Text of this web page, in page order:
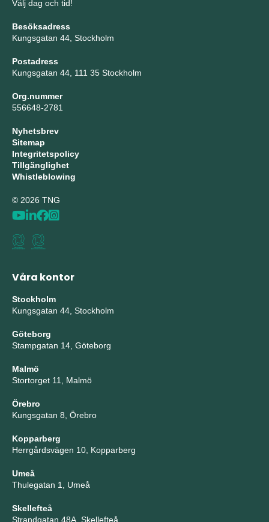
Välj dag och tid!
Besöksadress
Kungsgatan 44, Stockholm
Postadress
Kungsgatan 44, 111 35 Stockholm
Org.nummer
556648-2781
Nyhetsbrev
Sitemap
Integritetspolicy
Tillgänglighet
Whistleblowing
© 2026 TNG
Våra kontor
Stockholm
Kungsgatan 44, Stockholm
Göteborg
Stampgatan 14, Göteborg
Malmö
Stortorget 11, Malmö
Örebro
Kungsgatan 8, Örebro
Kopparberg
Herrgårdsvägen 10, Kopparberg
Umeå
Thulegatan 1, Umeå
Skellefteå
Strandgatan 48A, Skellefteå